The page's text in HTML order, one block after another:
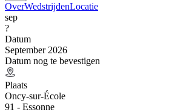
OverWedstrijdenLocatie
sep
?
Datum
September 2026
Datum nog te bevestigen
Plaats
Oncy-sur-École
91 - Essonne